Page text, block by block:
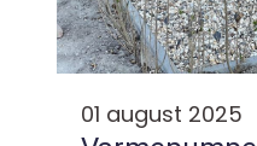
01 august 2025